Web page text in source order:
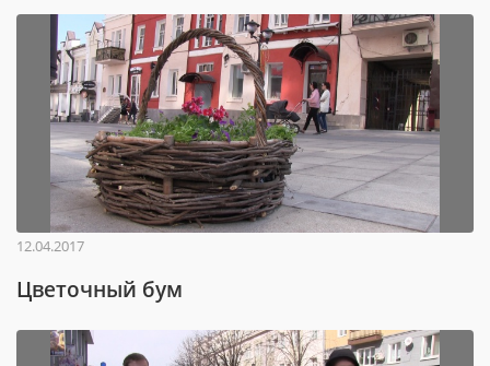
12.04.2017
Цветочный бум